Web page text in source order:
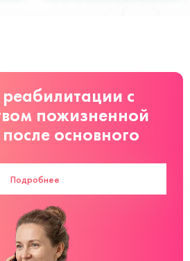
с
пожизненной
основного
Подробнее